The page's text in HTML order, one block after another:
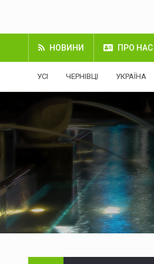
НОВИНИ ПРО НАС
УСІ ЧЕРНІВЦІ УКРАЇНА